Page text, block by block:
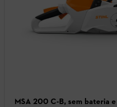
MSA 200 C-B, sem bateria